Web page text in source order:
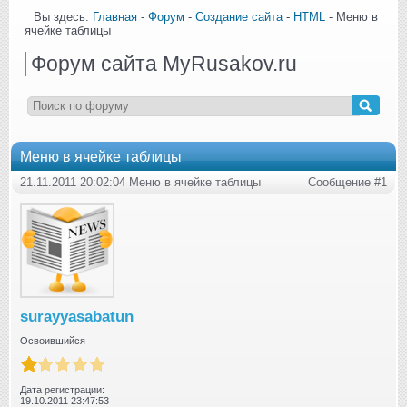
Вы здесь: Главная - Форум - Создание сайта- HTML - Меню в
ячейке таблицы
Форум сайта MyRusakov.ru
Меню в ячейке таблицы
21.11.2011 20:02:04 Меню в ячейке таблицы Сообщение #1
surayyasabatun
Освоившийся
Дата регистрации:
19.10.2011 23:47:53